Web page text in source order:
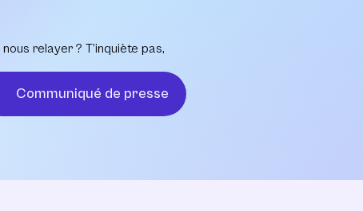
relayer ? T’inquiète pas,
Communiqué de presse